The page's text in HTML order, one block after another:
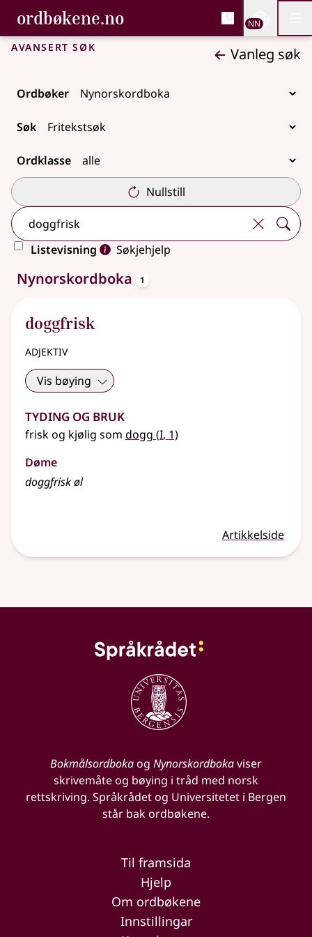
Gå til hovudinnhald
Tilgjenge
ordbøkene.no, Bokmålsordboka og
Bokmålsordboka og Nynorskordboka
NN
Avansert søk Vanleg søk
Ordbøker
Søk
Ordklasse
Nullstill
Listevisning
Søkjehjelp
Eitt treff
Nynorskordboka 1
doggfrisk
adjektiv
Vis bøying
Tyding og bruk
frisk og kjølig som dogg (1
I, 1)
Døme
doggfrisk øl
Artikkelside
Bokmålsordbokaog Nynorskordbokaviser
skrivemåte og bøying i tråd med norsk
rettskriving. Språkrådet og Universitetet i Bergen
står bak ordbøkene.
Til framsida
Hjelp
Om ordbøkene
Innstillingar